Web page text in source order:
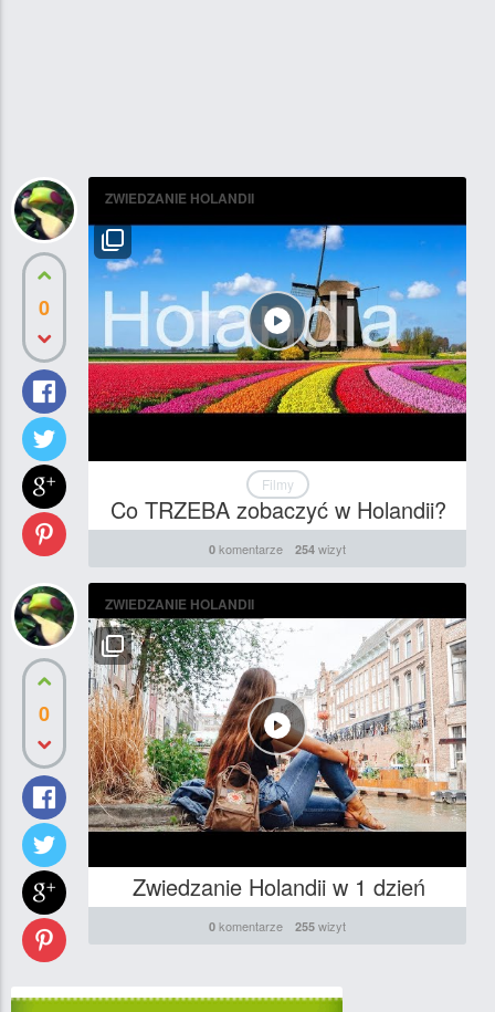
0
ZWIEDZANIE HOLANDII
Filmy
Co TRZEBA zobaczyć w Holandii?
0 komentarze 254 wizyt
0
ZWIEDZANIE HOLANDII
Zwiedzanie Holandii w 1 dzień
0 komentarze 255 wizyt